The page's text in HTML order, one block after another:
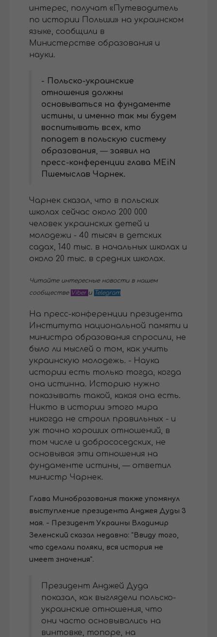
интерес, получат «Путеводитель
по истории Польши» на украинском
языке, сообщили в
Министерстве образования и
науки.
- Польско-украинские
отношения должны
основываться на фундаменте
истины, и именно так мы будем
воспитывать всех, кто
попадет в польскую систему
образования , —заявил на
пресс-конференции глава MEiN
Пшемыслав Чарнек.
Чарнек сказал, что в польских
школах сейчас около 200 000
человек украинских детей и
молодежи - 40 тысяч в детских
садах, 140 тыс. в начальных школах и
около 20 тыс. в средних школах.
Читайте интересные новости в нашем
сообществе Viber и Telegram
На пресс-конференции президента
Института национальной памяти и
министра образования спросили, не
было ли мыслей о том, как учить
украинскую молодежь. - Наука
истории есть только тогда, когда
она истинна. Историю нужно
показывать такой, какая она есть.
Никто в истории этого мира
никогда не строил правильных - и
уж точно хороших отношений, в
том числе и добрососедских, не
основывая эти отношения на
фундаменте истины, — ответил
министр Чарнек.
Глава Минобразования также упомянул
выступление президента Анджея Дуды 3
мая. - Президент Украины Владимир
Зеленский сказал недавно: "Ввиду того,
что сделали поляки, вся история не
имеет значения".
Президент Анджей Дуда
показал, как выглядели польско-
украинские отношения, что
они часто основывались на
винтовке, топоре, на